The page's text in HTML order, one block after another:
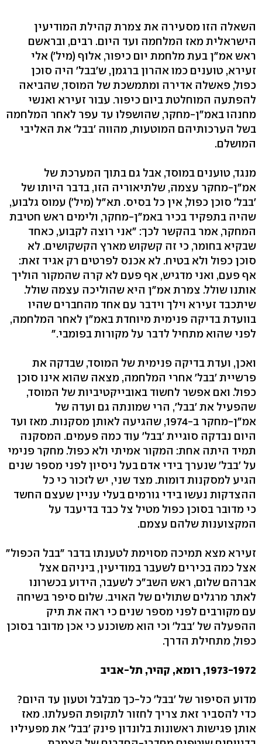
השאלה הזו מסעירה את צמרת קהילת המודיעין
הישראלית מאז המלחמה ועד היום. רבים, ובראשם
ראש אמ"ן בעת מלחמת יום כיפור, אלוף (מיל') אלי
זעירא, טוענים כמו אהרון ברגמן, ש'בבל' היה סוכן
כפול, פאשלה אדירה ומתמשכת של המוסד, שהביאה
להפתעה המוחלטת ביום כיפור. עבור זעירא ואנשי
מחנהו באמ"ן-מחקר, שהושפלו עד עפר לאחר המלחמה
בשל הערכותיהם המוטעות, מהווה 'בבל' את האליבי
המושלם.
מנגד, טוענים במוסד, אבל גם בתוך המערכת של
אמ"ן-מחקר עצמה, שלתיאוריה הזו, בדבר היותו של
'בבל' סוכן כפול, אין כל בסיס. תא"ל (מיל') עמוס גלבוע,
שהיה בתפקיד בכיר באמ"ן-מחקר, ולימים ראש חטיבת
המחקר, אמר בהקשר לכך: "אני רוצה לקבוע, כאחד
שבקיא בחומר, כי זה קשקוש מארץ הקשקושים. לא
סוכן כפול ולא בטיח. לא אכנס לפרטים רק אגיד זאת:
אף פעם, ואני מדגיש, אף פעם לא קרה שהמקור הוליך
אותנו שולל. צמרת אמ"ן היא שהוליכה עצמה שולל.
שיתכבד זעירא וילך וידבר עם אחד מהחברים שהיו
בוועדת בדיקה פנימית מיוחדת באמ"ן לאחר המלחמה,
לפני שהוא מתחיל לדבר על מקורות בפומבי."
ואכן, ועדת בדיקה פנימית של המוסד, שבדקה את
פרשיית 'בבל' אחרי המלחמה, מצאה שהוא אינו סוכן
כפול. ואם אפשר לחשוד באובייקטיביות של המוסד,
שהפעיל את 'בבל', הרי שמונתה גם ועדה של
אמ"ן-מחקר ב-1974, שהגיעה לאותן מסקנות. מאז ועד
היום נבדקה סוגיית 'בבל' עוד כמה פעמים. המסקנה
תמיד היתה אחת: המקור אמיתי ולא כפול. מחקר פנימי
על 'בבל' שנערך בידי אדם בעל ניסיון לפני מספר שנים
הגיע למסקנות דומות. מצד שני, יש לזכור כי כל
ההצדקות נעשו בידי גורמים בעלי עניין שעצם החשד
כי מדובר בסוכן כפול מטיל צל כבד בדיעבד על
המקצוענות שלהם עצמם.
זעירא מצא תמיכה מסוימת לטענתו בדבר "בבל הכפול"
אצל כמה בכירים לשעבר במודיעין, ביניהם אצל
אברהם שלום, ראש השב"כ לשעבר, הידוע בכשרונו
לאתר מרגלים שתולים של האויב. שלום סיפר בשיחה
עם מקורבים לפני מספר שנים כי ראה את תיק
ההפעלה של 'בבל' וכי הוא משוכנע כי אכן מדובר בסוכן
כפול, מתחילת הדרך.
1973-1972, רומא, קהיר, תל-אביב
מדוע הסיפור של 'בבל' כל-כך מבלבל וטעון עד היום?
כדי להסביר זאת צריך לחזור לתקופת הפעלתו. מאז
אותן פגישות ראשונות בלונדון פינק 'בבל' את מפעיליו